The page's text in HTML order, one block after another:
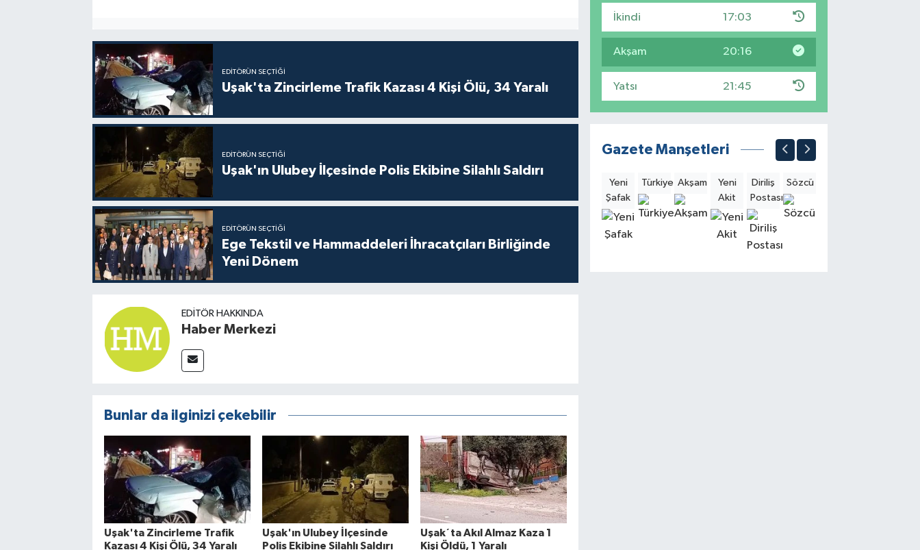
EDITÖRÜN SEÇTIĞI
Uşak'ta Zincirleme Trafik Kazası 4 Kişi Ölü, 34 Yaralı
EDITÖRÜN SEÇTIĞI
Uşak'ın Ulubey İlçesinde Polis Ekibine Silahlı Saldırı
EDITÖRÜN SEÇTIĞI
Ege Tekstil ve Hammaddeleri İhracatçıları Birliğinde
Yeni Dönem
EDITÖR HAKKINDA
Haber Merkezi
Bunlar da ilginizi çekebilir
Uşak'ta Zincirleme Trafik
Kazası 4 Kişi Ölü, 34 Yaralı
Uşak'ın Ulubey İlçesinde
Polis Ekibine Silahlı Saldırı
Uşak´ta Akıl Almaz Kaza 1
Kişi Öldü, 1 Yaralı
İkindi 17:03
Akşam 20:16
Yatsı 21:45
Gazete Manşetleri
Yeni
Şafak
Türkiye Akşam
Yeni
Akit
Diriliş
Postası
Sözcü